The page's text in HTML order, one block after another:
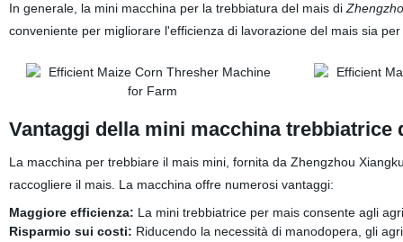
In generale, la mini macchina per la trebbiatura del mais di
conveniente per migliorare l'efficienza di lavorazione del mais sia
Vantaggi della mini macchina trebbiatrice
La macchina per trebbiare il mais mini, fornita da Zhengzhou
raccogliere il mais. La macchina offre numerosi vantaggi:
Maggiore efficienza: La mini trebbiatrice per mais consente agli
Risparmio sui costi: Riducendo la necessità di manodopera, gli